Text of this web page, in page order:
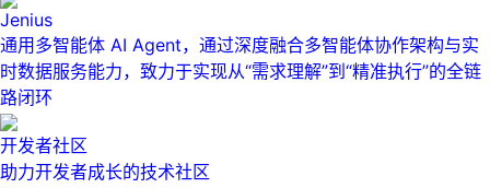
Jenius
通用多智能体 AI Agent，通过深度融合多智能体协作架构与实
时数据服务能力，致力于实现从“需求理解”到“精准执行”的全链
路闭环
开发者社区
助力开发者成长的技术社区